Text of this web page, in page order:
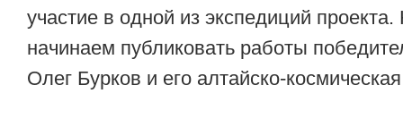
участие в одной из экспедиций
начинаем публиковать работы
Олег Бурков и его алтайско-